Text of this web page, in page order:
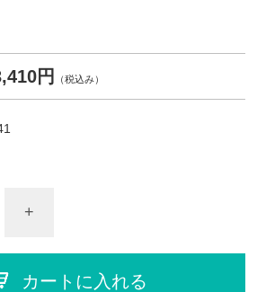
円 （税込み）
+
カートに入れる